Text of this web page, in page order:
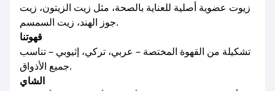
زيوت عضوية أصلية للعناية بالصحة، مثل زيت الزيتون، زيت
جوز الهند، زيت السمسم.
قهوتنا
تشكيلة من القهوة المختصة – عربي، تركي، إثيوبي – تناسب
جميع الأذواق.
الشاي